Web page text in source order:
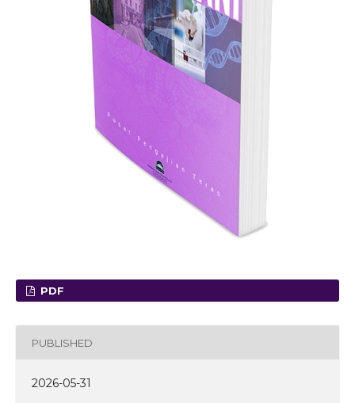
PDF
PUBLISHED
2026-05-31